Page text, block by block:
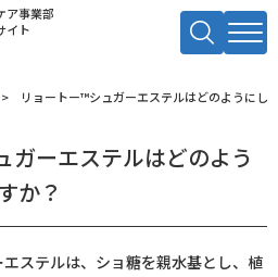
ア事業部
イト
リョートー™シュガーエステルはどのようにし
ガーエステルはどのよう
か？
ステルは、ショ糖を親水基とし、植